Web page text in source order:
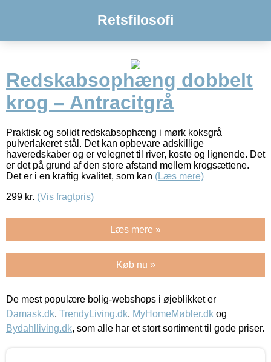
Retsfilosofi
Redskabsophæng dobbelt
krog – Antracitgrå
Praktisk og solidt redskabsophæng i mørk koksgrå
pulverlakeret stål. Det kan opbevare adskillige
haveredskaber og er velegnet til river, koste og lignende. Det
er det på grund af den store afstand mellem krogsættene.
Det er i en kraftig kvalitet, som kan (Læs mere)
299 kr. (Vis fragtpris)
Læs mere »
Køb nu »
De mest populære bolig-webshops i øjeblikket er
Damask.dk, TrendyLiving.dk, MyHomeMøbler.dk og
Bydahlliving.dk, som alle har et stort sortiment til gode priser.